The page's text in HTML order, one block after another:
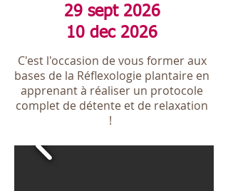
29 sept 2026
10 dec 2026
C'est l'occasion de vous former aux
bases de la Réflexologie plantaire en
apprenant à réaliser un protocole
complet de détente et de relaxation
!